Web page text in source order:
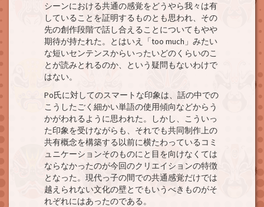
シーンにおける共通の感覚をどうやら我々は有
していることを証明するものとも思われ、その
先の創作段階で話し合えることについてもやや
期待が持たれた。とはいえ「too much」みたい
な短いセンテンスからいったいどのくらいのこ
とが読みとれるのか、という疑問もないわけで
はない。
Po氏に対してのスマートな印象は、話の中での
こうしたごく細かい単語の使用傾向などからう
かがわれるように思われた。しかし、こういっ
た印象を受けながらも、それでも共同制作上の
共有概念を構築する以前に横たわっているコミ
ュニケーションそのものにと目を向けなくては
ならなかったのが今回のクリエイションの特徴
となった。現代っ子の間での共通感覚だけでは
越えられない文化の壁とでもいうべきものがそ
れぞれにはあったのである。